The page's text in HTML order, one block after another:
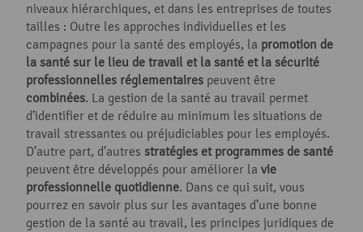
niveaux hiérarchiques, et dans les entreprises de toutes
tailles : Outre les approches individuelles et les
campagnes pour la santé des employés, la promotion de
la santé sur le lieu de travail et la santé et la sécurité
professionnelles réglementaires peuvent être
combinées. La gestion de la santé au travail permet
d’identifier et de réduire au minimum les situations de
travail stressantes ou préjudiciables pour les employés.
D’autre part, d’autres stratégies et programmes de santé
peuvent être développés pour améliorer la vie
professionnelle quotidienne. Dans ce qui suit, vous
pourrez en savoir plus sur les avantages d’une bonne
gestion de la santé au travail, les principes juridiques de